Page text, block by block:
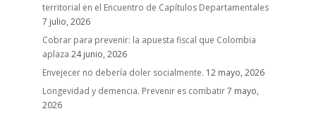
territorial en el Encuentro de Capítulos Departamentales
7 julio, 2026
Cobrar para prevenir: la apuesta fiscal que Colombia
aplaza 24 junio, 2026
Envejecer no debería doler socialmente. 12 mayo, 2026
Longevidad y demencia. Prevenir es combatir7 mayo,
2026